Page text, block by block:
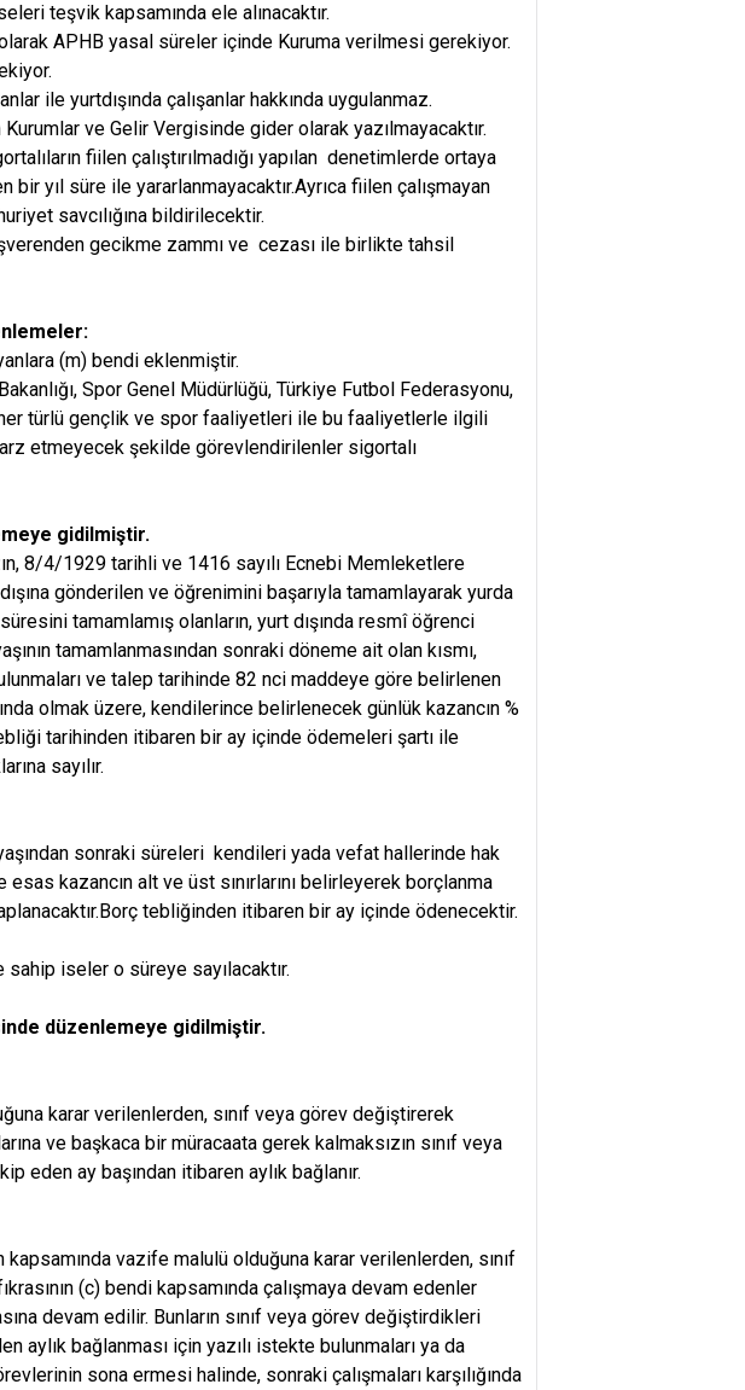
teşvik kapsamında ele alınacaktır.
APHB yasal süreler içinde Kuruma verilmesi gerekiyor.
ile yurtdışında çalışanlar hakkında uygulanmaz.
ve Gelir Vergisinde gider olarak yazılmayacaktır.
fiilen çalıştırılmadığı yapılan denetimlerde ortaya
yıl süre ile yararlanmayacaktır.Ayrıca fiilen çalışmayan
savcılığına bildirilecektir.
gecikme zammı ve cezası ile birlikte tahsil
(m) bendi eklenmiştir.
Spor Genel Müdürlüğü, Türkiye Futbol Federasyonu,
her türlü gençlik ve spor faaliyetleri ile bu faaliyetlerle ilgili
etmeyecek şekilde görevlendirilenler sigortalı
gidilmiştir.
8/4/1929 tarihli ve 1416 sayılı Ecnebi Memleketlere
gönderilen ve öğrenimini başarıyla tamamlayarak yurda
tamamlamış olanların, yurt dışında resmî öğrenci
tamamlanmasından sonraki döneme ait olan kısmı,
ve talep tarihinde 82 nci maddeye göre belirlenen
olmak üzere, kendilerince belirlenecek günlük kazancın %
tarihinden itibaren bir ay içinde ödemeleri şartı ile
sayılır.
sonraki süreleri kendileri yada vefat hallerinde hak
kazancın alt ve üst sınırlarını belirleyerek borçlanma
tebliğinden itibaren bir ay içinde ödenecektir.
iseler o süreye sayılacaktır.
düzenlemeye gidilmiştir.
karar verilenlerden, sınıf veya görev değiştirerek
ve başkaca bir müracaata gerek kalmaksızın sınıf veya
eden ay başından itibaren aylık bağlanır.
vazife malulü olduğuna karar verilenlerden, sınıf
(c) bendi kapsamında çalışmaya devam edenler
devam edilir. Bunların sınıf veya görev değiştirdikleri
aylık bağlanması için yazılı istekte bulunmaları ya da
sona ermesi halinde, sonraki çalışmaları karşılığında